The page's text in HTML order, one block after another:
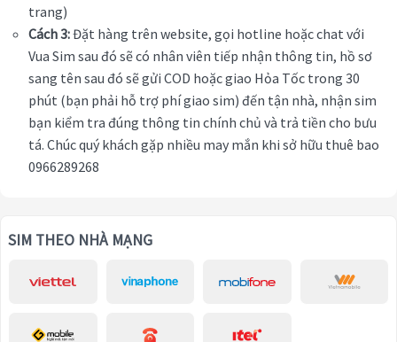
trang)
Cách 3:Đặt hàng trên website, gọi hotline hoặc chat với
Vua Sim sau đó sẽ có nhân viên tiếp nhận thông tin, hồ sơ
sang tên sau đó sẽ gửi COD hoặc giao Hỏa Tốc trong 30
phút (bạn phải hỗ trợ phí giao sim) đến tận nhà, nhận sim
bạn kiểm tra đúng thông tin chính chủ và trả tiền cho bưu
tá. Chúc quý khách gặp nhiều may mắn khi sở hữu thuê bao
0966289268
SIM THEO NHÀ MẠNG